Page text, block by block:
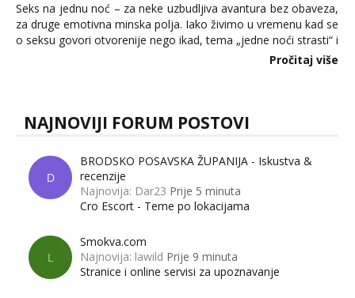
Seks na jednu noć – za neke uzbudljiva avantura bez obaveza,
za druge emotivna minska polja. Iako živimo u vremenu kad se
o seksu govori otvorenije nego ikad, tema „jedne noći strasti“ i
dalje izaziva burne rasprave. Što zapravo misle žene, a što
Pročitaj više
NAJNOVIJI FORUM POSTOVI
D
BRODSKO POSAVSKA ŽUPANIJA - Iskustva &
recenzije
Najnovija: Dar23 Prije 5 minuta
Cro Escort - Teme po lokacijama
L
Smokva.com
Najnovija: lawild Prije 9 minuta
Stranice i online servisi za upoznavanje